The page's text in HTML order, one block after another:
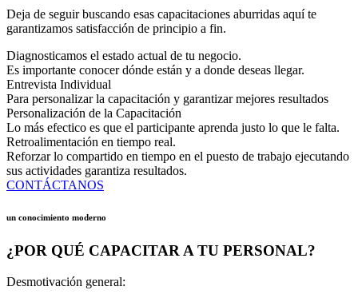
Deja de seguir buscando esas capacitaciones aburridas aquí te
garantizamos satisfacción de principio a fin.
Diagnosticamos el estado actual de tu negocio.
Es importante conocer dónde están y a donde deseas llegar.
Entrevista Individual
Para personalizar la capacitación y garantizar mejores resultados
Personalización de la Capacitación
Lo más efectico es que el participante aprenda justo lo que le falta.
Retroalimentación en tiempo real.
Reforzar lo compartido en tiempo en el puesto de trabajo ejecutando
sus actividades garantiza resultados.
CONTÁCTANOS
un conocimiento moderno
¿POR QUÉ CAPACITAR A TU PERSONAL?
Desmotivación general: